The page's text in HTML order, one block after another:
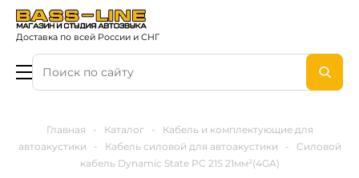
Доставка по всей России и СНГ
Главная - Каталог -
Кабель и комплектующие для
автоакустики
- Кабель силовой для автоакустики -
Cиловой
кабель Dynamic State PC 21S 21мм²(4GA)